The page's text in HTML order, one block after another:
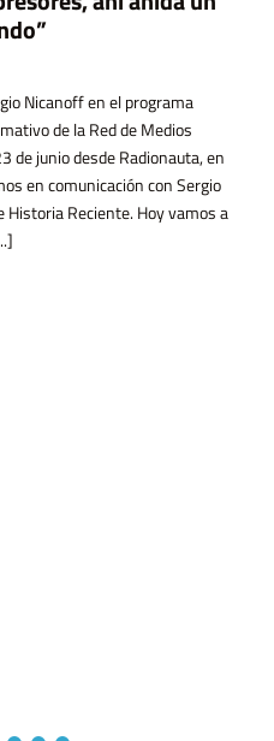
Nicanoff en el programa
de la Red de Medios
de junio desde Radionauta, en
en comunicación con Sergio
Reciente. Hoy vamos a